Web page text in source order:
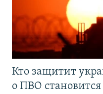
Кто защитит
о ПВО